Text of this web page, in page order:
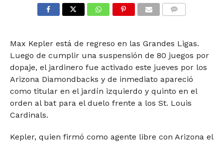
Max Kepler está de regreso en las Grandes Ligas.
Luego de cumplir una suspensión de 80 juegos por
dopaje, el jardinero fue activado este jueves por los
Arizona Diamondbacks y de inmediato apareció
como titular en el jardín izquierdo y quinto en el
orden al bat para el duelo frente a los St. Louis
Cardinals.
Kepler, quien firmó como agente libre con Arizona el